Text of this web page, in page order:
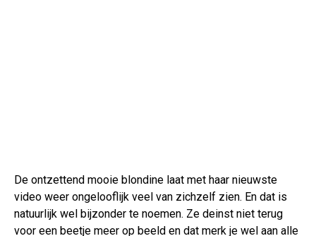
De ontzettend mooie blondine laat met haar nieuwste
video weer ongelooflijk veel van zichzelf zien. En dat is
natuurlijk wel bijzonder te noemen. Ze deinst niet terug
voor een beetje meer op beeld en dat merk je wel aan alle